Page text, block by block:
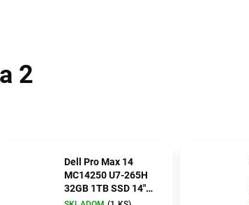
2
Dell Pro Max 14
MC14250 U7-265H
32GB 1TB SSD 14"
FHD+ IrCam RTX